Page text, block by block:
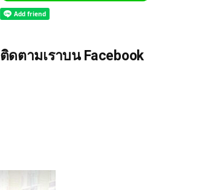
ติดตามเราบน Facebook